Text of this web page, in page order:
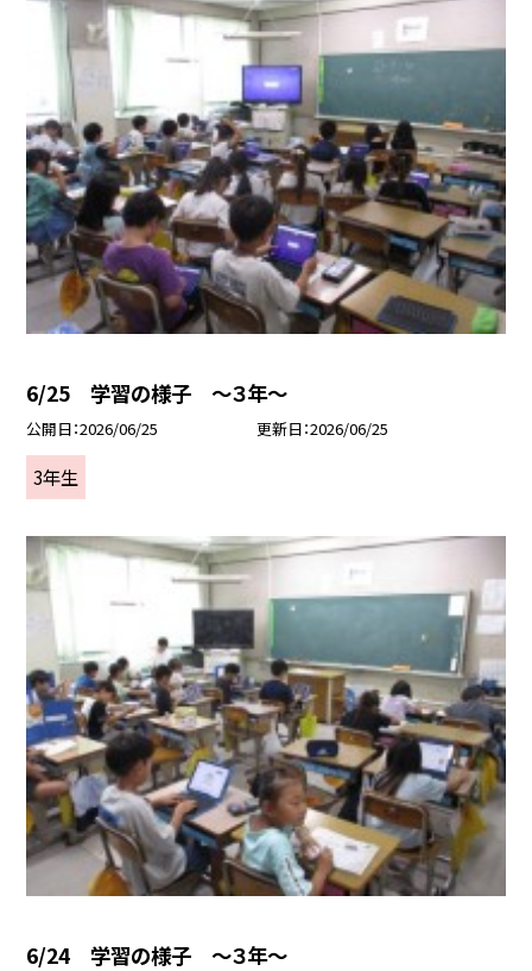
6/25 学習の様子 ～３年～
公開日 2026/06/25 更新日 2026/06/25
3年生
6/24 学習の様子 ～３年～